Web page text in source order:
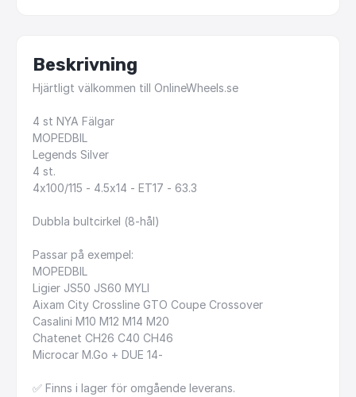
Beskrivning
Hjärtligt välkommen till OnlineWheels.se
4 st NYA Fälgar
MOPEDBIL
Legends Silver
4 st.
4x100​/​115 - 4.5x14 - ET17 - 63.3
Dubbla bultcirkel (8-hål)
Passar på exempel:
MOPEDBIL
Ligier JS50 JS60 MYLI
Aixam City Crossline GTO Coupe Crossover
Casalini M10 M12 M14 M20
Chatenet CH26 C40 CH46
Microcar M.Go + DUE 14-
✅ Finns i lager för omgående leverans.